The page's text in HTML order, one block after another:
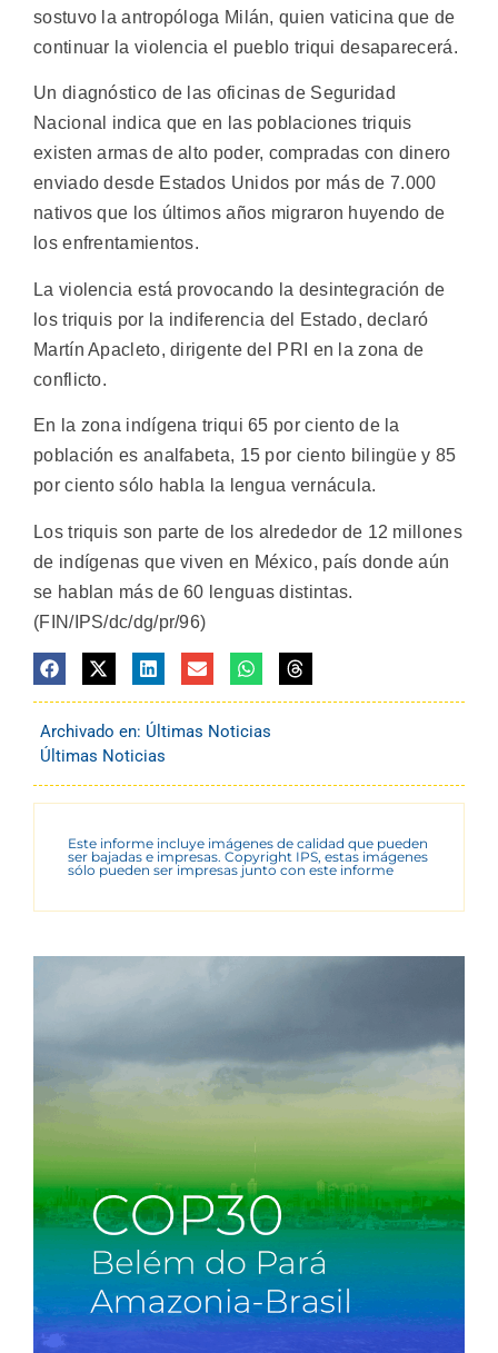
sostuvo la antropóloga Milán, quien vaticina que de
continuar la violencia el pueblo triqui desaparecerá.
Un diagnóstico de las oficinas de Seguridad
Nacional indica que en las poblaciones triquis
existen armas de alto poder, compradas con dinero
enviado desde Estados Unidos por más de 7.000
nativos que los últimos años migraron huyendo de
los enfrentamientos.
La violencia está provocando la desintegración de
los triquis por la indiferencia del Estado, declaró
Martín Apacleto, dirigente del PRI en la zona de
conflicto.
En la zona indígena triqui 65 por ciento de la
población es analfabeta, 15 por ciento bilingüe y 85
por ciento sólo habla la lengua vernácula.
Los triquis son parte de los alrededor de 12 millones
de indígenas que viven en México, país donde aún
se hablan más de 60 lenguas distintas.
(FIN/IPS/dc/dg/pr/96)
Archivado en: Últimas Noticias
Últimas Noticias
Este informe incluye imágenes de calidad que pueden
ser bajadas e impresas. Copyright IPS, estas imágenes
sólo pueden ser impresas junto con este informe